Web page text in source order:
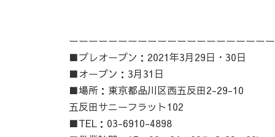
ーーーーーーーーーーーーーーーーーーーー
■プレオープン：2021年3月29日・30日
■オープン：3月31日
■場所：東京都品川区西五反田2-29-10
五反田サニーフラット102
■TEL：03-6910-4898